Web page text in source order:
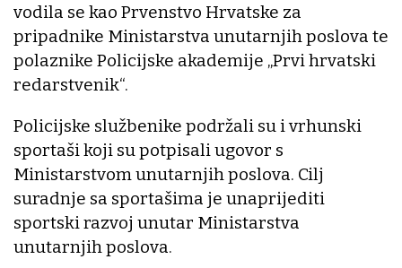
vodila se kao Prvenstvo Hrvatske za
pripadnike Ministarstva unutarnjih poslova te
polaznike Policijske akademije „Prvi hrvatski
redarstvenik“.
Policijske službenike podržali su i vrhunski
sportaši koji su potpisali ugovor s
Ministarstvom unutarnjih poslova. Cilj
suradnje sa sportašima je unaprijediti
sportski razvoj unutar Ministarstva
unutarnjih poslova.